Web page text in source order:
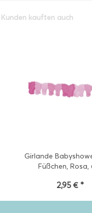
Kunden kauften auch
Girlande
Füßchen, Rosa,
2,95 € *